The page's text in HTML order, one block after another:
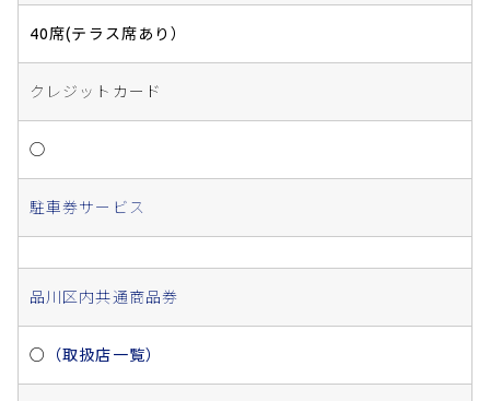
40席(テラス席あり）
クレジットカード
◯
駐車券サービス
品川区内共通商品券
○ （取扱店一覧）